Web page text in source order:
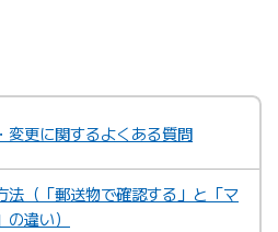
更に関するよくある質問
法（「郵送物で確認する」と「マ
違い）